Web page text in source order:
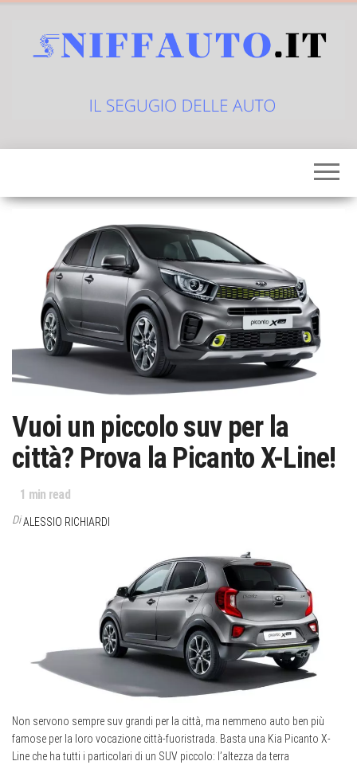
contenuto
Vuoi un piccolo suv per la
città? Prova la Picanto X-Line!
1 min read
DiALESSIO RICHIARDI
Non servono sempre suv grandi per la città, ma nemmeno auto ben più
famose per la loro vocazione città-fuoristrada. Basta una Kia Picanto X-
Line che ha tutti i particolari di un SUV piccolo: l’altezza da terra